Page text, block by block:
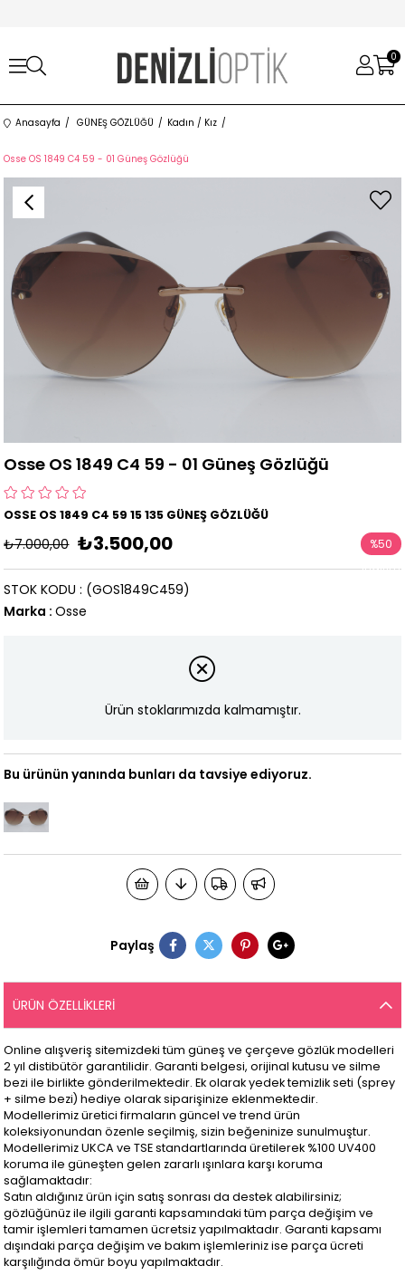
0
Anasayfa GÜNEŞ GÖZLÜĞÜ Kadın / Kız
Osse OS 1849 C4 59 - 01 Güneş Gözlüğü
Osse OS 1849 C4 59 - 01 Güneş Gözlüğü
OSSE OS 1849 C4 59 15 135 GÜNEŞ GÖZLÜĞÜ
₺7.000,00 ₺3.500,00 %50
İndirim
(GOS1849C459)
STOK KODU
Marka : Osse
Ürün stoklarımızda kalmamıştır.
Bu ürünün yanında bunları da tavsiye ediyoruz.
Paylaş
ÜRÜN ÖZELLIKLERI
Online alışveriş sitemizdeki tüm güneş ve çerçeve gözlük modelleri
2 yıl distibütör garantilidir. Garanti belgesi, orijinal kutusu ve silme
bezi ile birlikte gönderilmektedir. Ek olarak yedek temizlik seti (sprey
+ silme bezi) hediye olarak siparişinize eklenmektedir.
Modellerimiz üretici firmaların güncel ve trend ürün
koleksiyonundan özenle seçilmiş, sizin beğeninize sunulmuştur.
Modellerimiz UKCA ve TSE standartlarında üretilerek %100 UV400
koruma ile güneşten gelen zararlı ışınlara karşı koruma
sağlamaktadır:
Satın aldığınız ürün için satış sonrası da destek alabilirsiniz;
gözlüğünüz ile ilgili garanti kapsamındaki tüm parça değişim ve
tamir işlemleri tamamen ücretsiz yapılmaktadır. Garanti kapsamı
dışındaki parça değişim ve bakım işlemleriniz ise parça ücreti
karşılığında ömür boyu yapılmaktadır.